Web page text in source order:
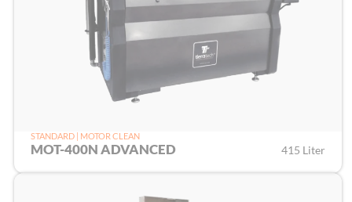
STANDARD | MOTOR CLEAN
MOT-400N ADVANCED 415 Liter